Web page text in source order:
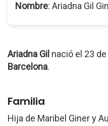
Nombre: Ariadna Gil
Ariadna Gil nació el 23
Barcelona.
Familia
Hija de Maribel Giner y